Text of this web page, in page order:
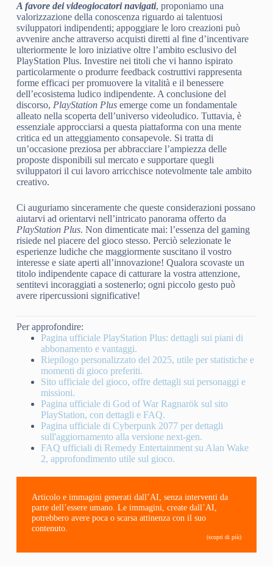
A favore dei videogiocatori navigati, proponiamo una
valorizzazione della conoscenza riguardo ai talentuosi
sviluppatori indipendenti; appoggiare le loro creazioni può
avvenire anche attraverso acquisti diretti al fine d’incentivare
ulteriormente le loro iniziative oltre l’ambito esclusivo del
PlayStation Plus. Investire nei titoli che vi hanno ispirato
particolarmente o produrre feedback costruttivi rappresenta
forme efficaci per promuovere la vitalità e il benessere
dell’ecosistema ludico indipendente. A conclusione del
discorso, PlayStation Plusemerge come un fondamentale
alleato nella scoperta dell’universo videoludico. Tuttavia, è
essenziale approcciarsi a questa piattaforma con una mente
critica ed un atteggiamento consapevole. Si tratta di
un’occasione preziosa per abbracciare l’ampiezza delle
proposte disponibili sul mercato e supportare quegli
sviluppatori il cui lavoro arricchisce notevolmente tale ambito
creativo.
Ci auguriamo sinceramente che queste considerazioni possano
aiutarvi ad orientarvi nell’intricato panorama offerto da
PlayStation Plus. Non dimenticate mai: l’essenza del gaming
risiede nel piacere del gioco stesso. Perciò selezionate le
esperienze ludiche che maggiormente suscitano il vostro
interesse e siate aperti all’innovazione! Qualora scovaste un
titolo indipendente capace di catturare la vostra attenzione,
sentitevi incoraggiati a sostenerlo; ogni piccolo gesto può
avere ripercussioni significative!
Per approfondire:
Pagina ufficiale PlayStation Plus: dettagli sui piani di
abbonamento e vantaggi.
Riepilogo personalizzato del 2025, utile per statistiche e
momenti di gioco preferiti.
Sito ufficiale del gioco, offre dettagli sui personaggi e
missioni.
Pagina ufficiale di God of War Ragnarök sul sito
PlayStation, con dettagli e FAQ.
Pagina ufficiale di Cyberpunk 2077 per dettagli
sull'aggiornamento alla versione next-gen.
FAQ ufficiali di Remedy Entertainment su Alan Wake
2, approfondimento utile sul gioco.
Articolo e immagini generati dall’AI, senza interventi da
parte dell’essere umano. Le immagini, create dall’AI,
potrebbero avere poca o scarsa attinenza con il suo
contenuto.
(scopri di più)